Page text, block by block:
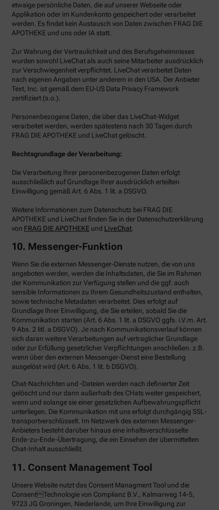
etwaige persönliche Daten, die auf unserer Webseite oder
Applikation oder im Kundenkonto gespeichert oder verarbeitet
werden. Es findet kein Austausch von Daten zwischen FRAG DIE
APOTHEKE und uns oder IA statt.
Zur Wahrung der Vertraulichkeit und des Berufsgeheimnisses
wurden sowohl LiveChat als auch seine Mitarbeiter ausdrücklich
zur Verschwiegenheit verpflichtet. LiveChat verarbeitet Daten
nach eigenen Angaben unter anderem in den USA. Der Anbieter
Text, Inc. ist gemäß dem EU-US Data Privacy Framework
zertifiziert (s.o.).
Personenbezogene Daten, die über das LiveChat-Widget
verarbeitet werden, werden spätestens nach 30 Tagen durch
FRAG DIE APOTHEKE und LiveChat gelöscht.
Rechtsgrundlage der Verarbeitung:
Die Verarbeitung Ihrer personenbezogenen Daten erfolgt
ausschließlich auf Grundlage Ihrer ausdrücklich erteilten
Einwilligung gemäß Art. 6 Abs. 1 lit. a DSGVO.
Weitere Informationen zum Datenschutz bei FRAG DIE
APOTHEKE und LiveChat finden Sie in der Datenschutzerklärung
von FRAG DIE APOTHEKE und LiveChat
10. Messenger-Funktion
Wenn Sie die externen Messenger-Dienste nutzen, die von uns
angeboten werden, werden die Inhaltsdaten, die Sie im Rahmen
der Kommunikation zur Verfügung stellen und die ggf. auch
sensible Informationen zu Ihrem Gesundheitszustand enthalten,
sowie technische Metadaten verarbeitet. Dies erfolgt auf
Grundlage Ihrer Einwilligung, die Sie erteilen, sobald Sie die
Kommunikation starten (Art. 6 Abs. 1 lit. a DSGVO ggfs. i.V.m. Art.
9 Abs. 2 litl. a DSGVO). Je nach Kommunikationsverlauf können
sich daran weitere Verarbeitungen auf vertraglicher Grundlage
oder zur Erfüllung gesetzlicher Verpflichtungen anschließen. z.B.
wenn über den externen Messenger-Dienst eine Bestellung
ausgelöst wird (Art. 6 Abs. 1 lit. b DSGVO).
Chat-Nachrichten und -Dateien werden nach definierter Zeit
gelöscht und nur dann außerhalb des CHats weiter gespeichert,
wenn und solange sie einer gesetzlichen Aufbewahrungspflicht
unterliegen. Die Kommunikation mit uns erfolgt durchgängig SSL-
transportverschlüsselt. Im Netzwerk des externen Messenger-
Anbieters besteht darüber hinaus eine inhaltsverschlüsselte
Ende-zu-Ende-Übertragung, die ein Einsehen der übermittelten
Chat-Inhalt ausschließt.
11. Consent Management Tool
Unsere Website nutzt das Consent Managment Tool und die
ConsentTechnologie von Complianz B.V., Kalmarweg 14-5,
9723 JG Groningen, Niederlande, um Ihre Einwilligung zur